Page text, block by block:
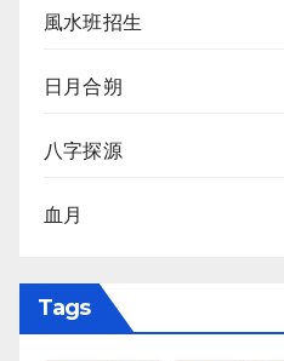
風水班招生
日月合朔
八字探源
血月
Tags